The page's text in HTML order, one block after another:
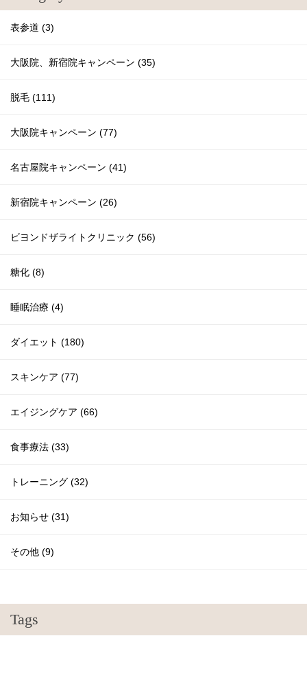
表参道 (3)
大阪院、新宿院キャンペーン (35)
脱毛 (111)
大阪院キャンペーン (77)
名古屋院キャンペーン (41)
新宿院キャンペーン (26)
ビヨンドザライトクリニック (56)
糖化 (8)
睡眠治療 (4)
ダイエット (180)
スキンケア (77)
エイジングケア (66)
食事療法 (33)
トレーニング (32)
お知らせ (31)
その他 (9)
Tags